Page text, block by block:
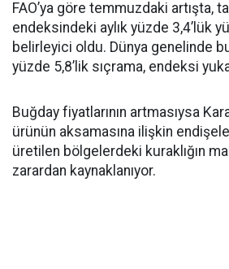
FAO’ya göre temmuzdaki artışta,
endeksindeki aylık yüzde 3,4’lük
belirleyici oldu. Dünya genelinde
yüzde 5,8’lik sıçrama, endeksi
Buğday fiyatlarının artmasıysa
ürünün aksamasına ilişkin
üretilen bölgelerdeki kuraklığın
zarardan kaynaklanıyor.